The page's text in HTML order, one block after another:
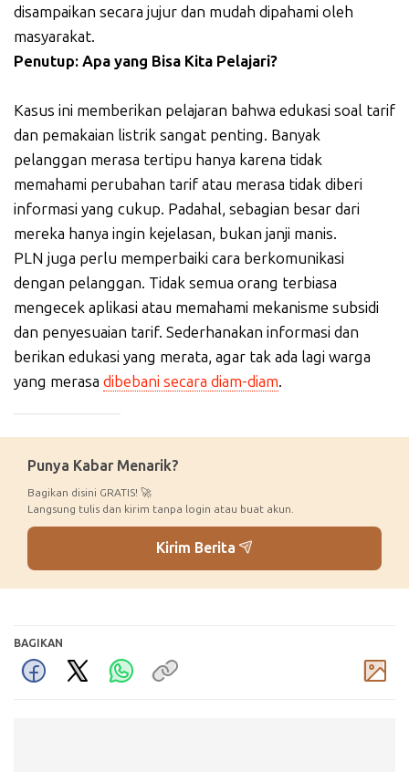
disampaikan secara jujur dan mudah dipahami oleh
masyarakat.
Penutup: Apa yang Bisa Kita Pelajari?
Kasus ini memberikan pelajaran bahwa edukasi soal tarif
dan pemakaian listrik sangat penting. Banyak
pelanggan merasa tertipu hanya karena tidak
memahami perubahan tarif atau merasa tidak diberi
informasi yang cukup. Padahal, sebagian besar dari
mereka hanya ingin kejelasan, bukan janji manis.
PLN juga perlu memperbaiki cara berkomunikasi
dengan pelanggan. Tidak semua orang terbiasa
mengecek aplikasi atau memahami mekanisme subsidi
dan penyesuaian tarif. Sederhanakan informasi dan
berikan edukasi yang merata, agar tak ada lagi warga
yang merasa dibebani secara diam-diam.
Punya Kabar Menarik?
Bagikan disini GRATIS! 🚀
Langsung tulis dan kirim tanpa login atau buat akun.
Kirim Berita
BAGIKAN